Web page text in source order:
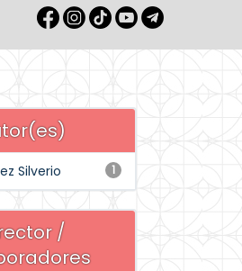
1
Silverio
/